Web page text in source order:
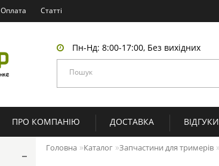
Оплата Статті
Пн-Нд: 8:00-17:00, Без вихідних
ПРО КОМПАНІЮ ДОСТАВКА ВІДГУКИ
Головна Каталог Запчастини для тримерів